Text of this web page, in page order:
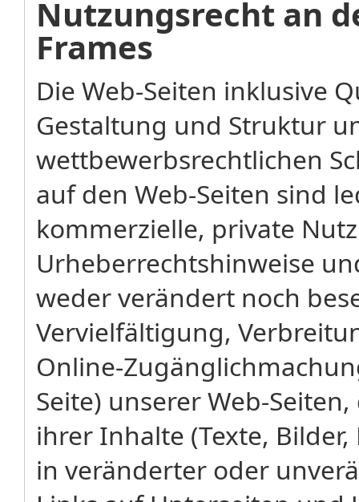
Nutzungsrecht an
Frames
Die Web-Seiten inklusive
Gestaltung und Struktur
wettbewerbsrechtlichen
auf den Web-Seiten sind
kommerzielle, private
Urheberrechtshinweise
weder verändert noch
Vervielfältigung,
Online-
Seite) unserer Web-
ihrer Inhalte (Texte,
in veränderter oder